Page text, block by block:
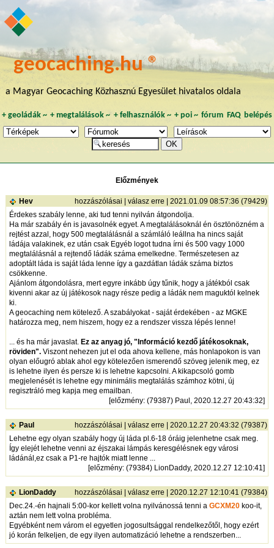
geocaching.hu ®
a Magyar Geocaching Közhasznú Egyesület hivatalos oldala
+ geoládák~ +megtalálások ~ + felhasználók~ + poi~ fórum FAQ belépés
Előzmények
Hev hozzászólásai válasz erre | 2021.01.09 08:57:36 (79429)
Érdekes szabály lenne, aki tud tenni nyilván átgondolja.
Ha már szabály én is javasolnék egyet. A megtalálásoknál én ösztönözném a
rejtést azzal, hogy 500 megtalálásnál a számláló leállna ha nincs saját
ládája valakinek, ez után csak Egyéb logot tudna írni és 500 vagy 1000
megtalálásnál a rejtendő ládák száma emelkedne. Természetesen az
adoptált láda is saját láda lenne így a gazdátlan ládák száma biztos
csökkenne.
Ajánlom átgondolásra, mert egyre inkább úgy tűnik, hogy a játékból csak
kivenni akar az új játékosok nagy része pedig a ládák nem maguktól kelnek
ki.
A geocaching nem kötelező. A szabályokat - saját érdekében - az MGKE
határozza meg, nem hiszem, hogy ez a rendszer vissza lépés lenne!
... és ha már javaslat. Ez az anyag jó, "Információ kezdő játékosoknak,
röviden".Viszont nehezen jut el oda ahova kellene, más honlapokon is van
olyan előugró ablak ahol egy kötelezően ismerendő szöveg jelenik meg, ez
is lehetne ilyen és persze ki is lehetne kapcsolni. A kikapcsoló gomb
megjelenését is lehetne egy minimális megtalálás számhoz kötni, új
regisztráló meg kapja meg emailban.
[előzmény: (79387) Paul, 2020.12.27 20:43:32]
Paul hozzászólásai válasz erre | 2020.12.27 20:43:32 (79387)
Lehetne egy olyan szabály hogy új láda pl.6-18 óráig jelenhetne csak meg.
Így elejét lehetne venni az éjszakai lámpás keresgélésnek egy városi
ládánál,ez csak a P1-re hajtók miatt lenne ...
[előzmény: (79384) LionDaddy, 2020.12.27 12:10:41]
LionDaddy hozzászólásai válasz erre | 2020.12.27 12:10:41 (79384)
Dec.24.-én hajnali 5:00-kor kellett volna nyilvánossá tenni a GCXM20koo-it,
aztán nem lett volna probléma.
Egyébként nem várom el egyetlen jogosultsággal rendelkezőtől, hogy ezért
jó korán felkeljen, de egy ilyen automatizáció lehetne a rendszerben...